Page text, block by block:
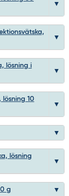
lösning i
lösning 10
lösning
g